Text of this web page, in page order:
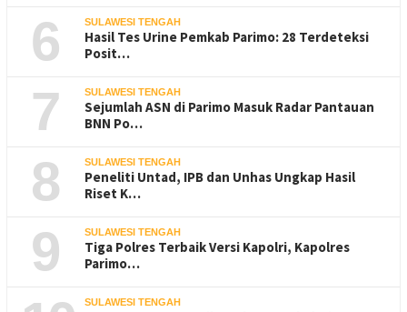
6 SULAWESI TENGAH
Hasil Tes Urine Pemkab Parimo: 28 Terdeteksi
Posit…
7 SULAWESI TENGAH
Sejumlah ASN di Parimo Masuk Radar Pantauan
BNN Po…
8 SULAWESI TENGAH
Peneliti Untad, IPB dan Unhas Ungkap Hasil
Riset K…
9 SULAWESI TENGAH
Tiga Polres Terbaik Versi Kapolri, Kapolres
Parimo…
SULAWESI TENGAH